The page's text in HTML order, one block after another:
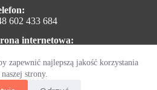
zapewnić najlepszą jakość korzystania
naszej strony.
602 433 684
internetowa:
e-mail: